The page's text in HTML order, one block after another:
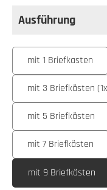
Ausführung
Ausführung
mit 1 Briefkasten
mit 3 Briefkästen
mit 5 Briefkästen
mit 7 Briefkästen
mit 9 Briefkästen